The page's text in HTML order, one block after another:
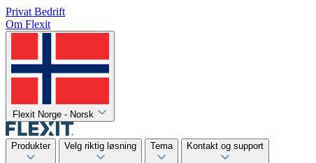
Privat Bedrift
Om Flexit
Flexit Norge - Norsk
Produkter Velg riktig løsning Tema Kontakt og support